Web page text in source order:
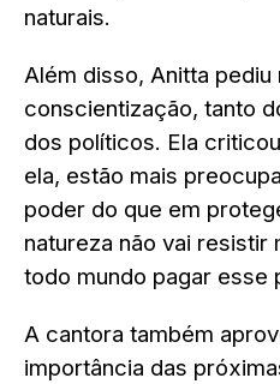
naturais.
Além disso, Anitta pediu
conscientização, tanto
dos políticos. Ela
ela, estão mais
poder do que em
natureza não vai resistir
todo mundo pagar esse
A cantora também
importância das